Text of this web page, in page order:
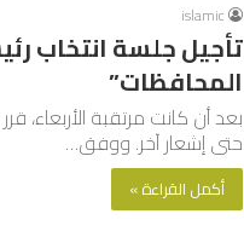
islamic
تأجيل جلسة انتخاب
المحافظات”
بعد أن كانت مرتقبة
حتى إشعار آخر. ووفق…
أكمل القراءة »